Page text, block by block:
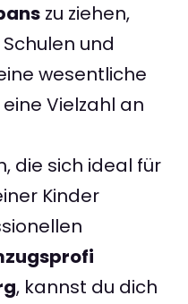
zu ziehen,
und
wesentliche
Vielzahl an
die sich ideal für
Kinder
, kannst du dich